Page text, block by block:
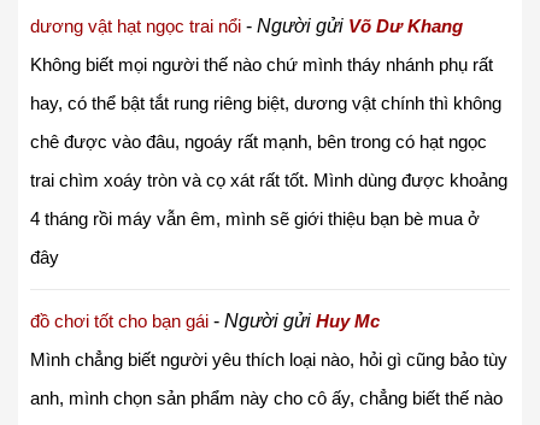
dương vật hạt ngọc trai nổi - Người gửi Võ Dư Khang
Không biết mọi người thế nào chứ mình tháy nhánh phụ rất
hay, có thể bật tắt rung riêng biệt, dương vật chính thì không
chê được vào đâu, ngoáy rất mạnh, bên trong có hạt ngọc
trai chìm xoáy tròn và cọ xát rất tốt. Mình dùng được khoảng
4 tháng rồi máy vẫn êm, mình sẽ giới thiệu bạn bè mua ở
đây
đồ chơi tốt cho bạn gái - Người gửi Huy Mc
Mình chẳng biết người yêu thích loại nào, hỏi gì cũng bảo tùy
anh, mình chọn sản phẩm này cho cô ấy, chẳng biết thế nào